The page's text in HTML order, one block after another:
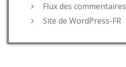
Flux des commentaires
Site de WordPress-FR